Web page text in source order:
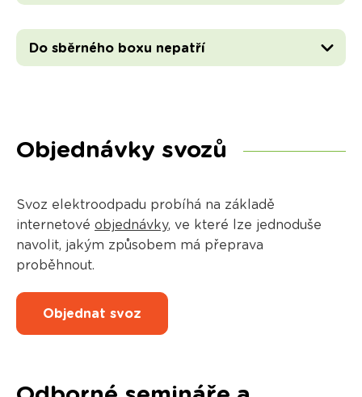
Do sběrného boxu nepatří
Objednávky svozů
Svoz elektroodpadu probíhá na základě
internetové objednávky, ve které lze jednoduše
navolit, jakým způsobem má přeprava
proběhnout.
Objednat svoz